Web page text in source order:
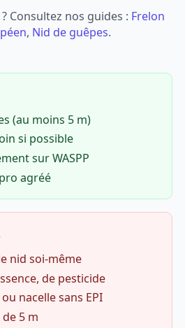
Consultez nos guides : Frelon
, Nid de guêpes.
(au moins 5 m)
si possible
sur WASPP
agréé
nid soi-même
de pesticide
nacelle sans EPI
5 m